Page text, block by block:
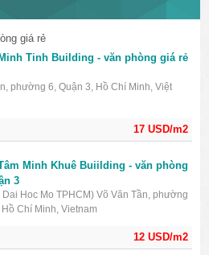
giá rẻ
17 USD/m2
Tinh Building - văn phòng giá rẻ
phường 6, Quận 3, Hồ Chí Minh, Việt
12 USD/m2
Minh Khuê Buiilding - văn phòng
3
Hoc Mo TPHCM) Võ Văn Tần, phường
Chí Minh, Vietnam